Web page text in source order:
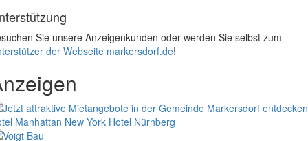
Sie unsere Anzeigenkunden oder werden Sie selbst zum
der Webseite markersdorf.de!
Manhattan New York Hotel Nürnberg